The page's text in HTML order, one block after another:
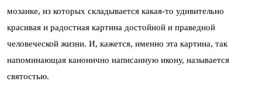
мозаике, из которых складывается какая-то удивительно
красивая и радостная картина достойной и праведной
человеческой жизни. И, кажется, именно эта картина, так
напоминающая канонично написанную икону, называется
святостью.